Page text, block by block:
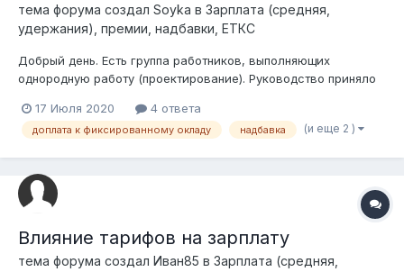
тема форума создал Soyka в Зарплата (средняя,
удержания), премии, надбавки, ЕТКС
Добрый день. Есть группа работников, выполняющих
однородную работу (проектирование). Руководство приняло
проектирования металлоконструкций, еще одного
руководителем сектора проектирования труб и т.д.. Зарплата
17 Июля 2020 4 ответа
доплата к фиксированному окладу надбавка (и еще 2 )
Влияние тарифов на зарплату
тема форума создал Иван85 в Зарплата (средняя,